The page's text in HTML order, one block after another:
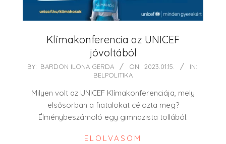
Klímakonferencia az UNICEF
jóvoltából
2023-
BY: BARDON ILONA GERDA ON: 2023.01.15.
IN:
BELPOLITIKA
Milyen volt az UNICEF Klímakonferenciája, mely
elsősorban a fiatalokat célozta meg?
Élménybeszámoló egy gimnazista tollából.
ELOLVASOM